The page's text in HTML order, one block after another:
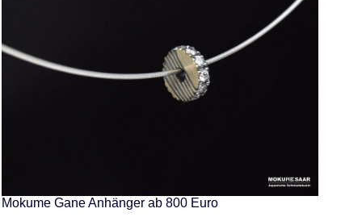
Mokume Gane Anhänger ab 800 Euro